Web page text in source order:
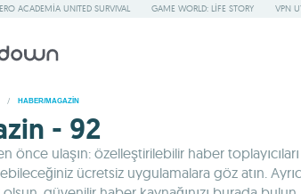
ACADEMIA UNITED SURVIVAL GAME WORLD: LIFE STORY VPN
/ HABER/MAGAZIN
- 92
önce ulaşın: özelleştirilebilir haber
ücretsiz uygulamalara göz atın.